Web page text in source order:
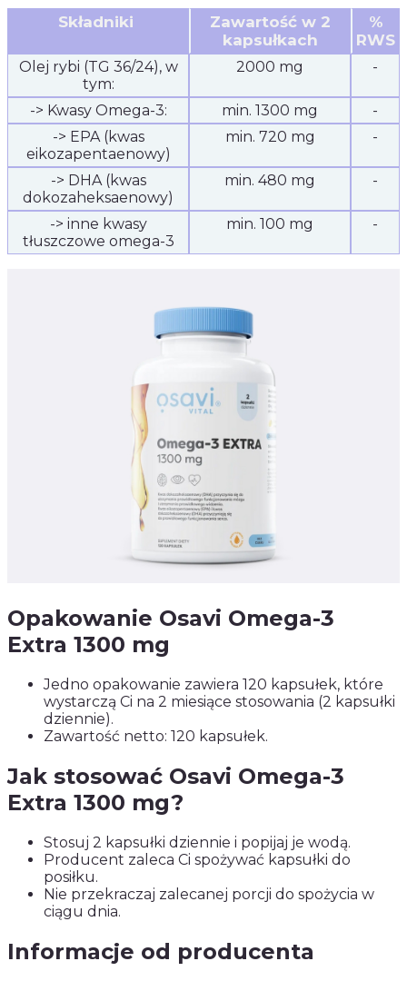
Składniki
Zawartość w 2
kapsułkach
%
RWS
Olej rybi (TG 36/24), w
tym:
2000 mg -
-> Kwasy Omega-3: min. 1300 mg
-
-> EPA (kwas
eikozapentaenowy)
min. 720 mg -
-> DHA (kwas
dokozaheksaenowy)
min. 480 mg -
-> inne kwasy
tłuszczowe omega-3
min. 100 mg -
Opakowanie Osavi Omega-3
Extra 1300 mg
Jedno opakowanie zawiera 120 kapsułek, które
wystarczą Ci na 2 miesiące stosowania (2 kapsułki
dziennie).
Zawartość netto: 120 kapsułek.
Jak stosować Osavi Omega-3
Extra 1300 mg?
Stosuj 2 kapsułki dziennie i popijaj je wodą.
Producent zaleca Ci spożywać kapsułki do
posiłku.
Nie przekraczaj zalecanej porcji do spożycia w
ciągu dnia.
Informacje od producenta